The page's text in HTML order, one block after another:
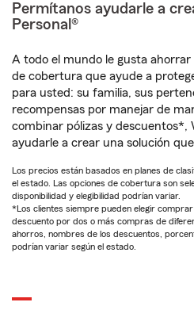
Permítanos ayudarle a
Personal®
A todo el mundo le gusta ahorrar
de cobertura que ayude a
para usted: su familia, sus
recompensas por manejar de
combinar pólizas y descuentos*,
ayudarle a crear una solución
Los precios están basados en planes de
el estado. Las opciones de cobertura son
disponibilidad y elegibilidad podrían variar.
*Los clientes siempre pueden elegir
descuento por dos o más compras de
ahorros, nombres de los descuentos,
podrían variar según el estado.